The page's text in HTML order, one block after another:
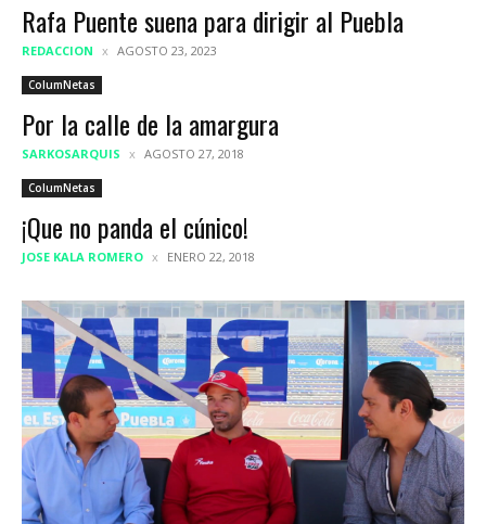
Rafa Puente suena para dirigir al Puebla
REDACCION AGOSTO 23, 2023
ColumNetas
Por la calle de la amargura
SARKOSARQUIS AGOSTO 27, 2018
ColumNetas
¡Que no panda el cúnico!
JOSE KALA ROMERO ENERO 22, 2018